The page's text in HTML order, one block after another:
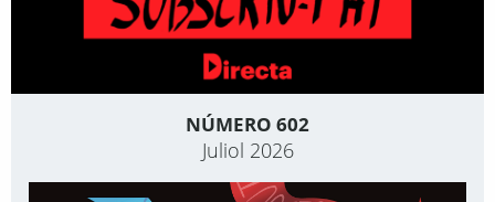
NÚMERO 602
Juliol 2026